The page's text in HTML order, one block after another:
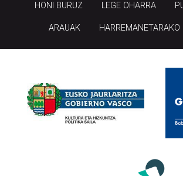
HONI BURUZ LEGE OHARRA
ARAUAK HARREMANETARAKO